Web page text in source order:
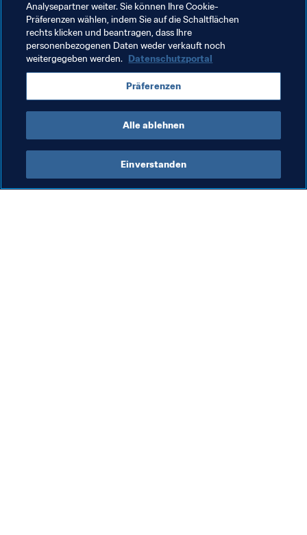
Verwandte Themen
FIFA U-17-Weltmeisterschaft Brasilien 2019™
Analysepartner weiter. Sie können Ihre Cookie-
Präferenzen wählen, indem Sie auf die Schaltflächen
rechts klicken und beantragen, dass Ihre
personenbezogenen Daten weder verkauft noch
weitergegeben werden. Datenschutzportal
Präferenzen
Alle ablehnen
Einverstanden